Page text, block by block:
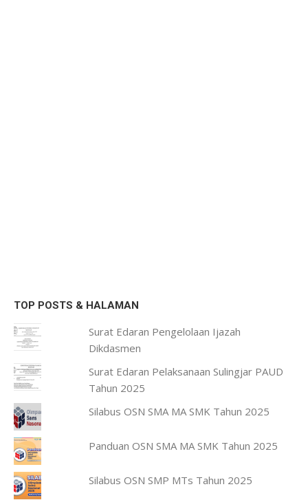
TOP POSTS & HALAMAN
Surat Edaran Pengelolaan Ijazah
Dikdasmen
Surat Edaran Pelaksanaan Sulingjar PAUD
Tahun 2025
Silabus OSN SMA MA SMK Tahun 2025
Panduan OSN SMA MA SMK Tahun 2025
Silabus OSN SMP MTs Tahun 2025